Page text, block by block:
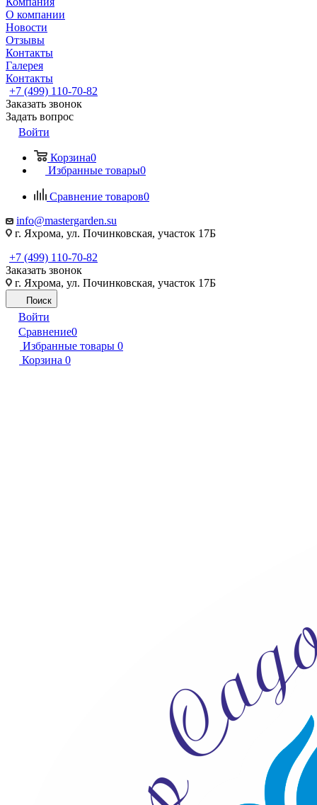
О компании
Новости
Отзывы
Контакты
Галерея
Контакты
+7 (499) 110-70-82
Заказать звонок
Задать вопрос
Войти
Корзина0
Избранные товары0
Сравнение товаров0
info@mastergarden.su
г. Яхрома, ул. Починковская, участок 17Б
+7 (499) 110-70-82
Заказать звонок
г. Яхрома, ул. Починковская, участок 17Б
Поиск
Войти
Сравнение0
Избранные товары 0
Корзина 0